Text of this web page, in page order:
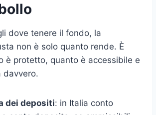
dove tenere il fondo, la
non è solo quanto rende. È
è protetto, quanto è accessibile e
davvero.
dei depositi: in Italia conto